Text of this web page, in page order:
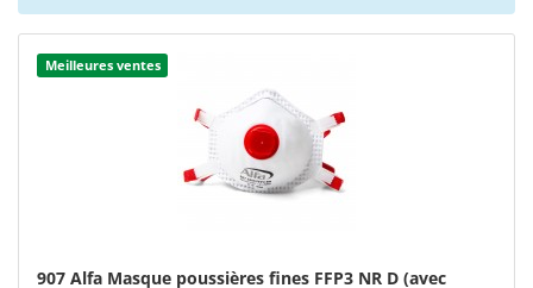
Meilleures ventes
907 Alfa Masque poussières fines FFP3 NR D (avec